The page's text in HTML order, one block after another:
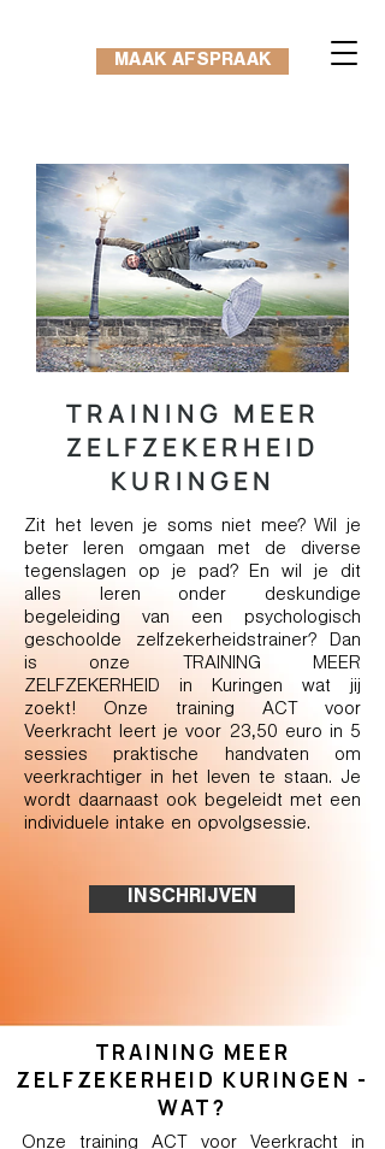
MAAK AFSPRAAK
TRAINING MEER
ZELFZEKERHEID
KURINGEN
Zit het leven je soms niet mee? Wil je
beter leren omgaan met de diverse
tegenslagen op je pad? En wil je dit
alles leren onder deskundige
begeleiding van een psychologisch
geschoolde zelfzekerheidstrainer? Dan
is onze TRAINING MEER
ZELFZEKERHEID in Kuringen wat jij
zoekt! Onze training ACT voor
Veerkracht leert je voor 23,50 euro in 5
sessies praktische handvaten om
veerkrachtiger in het leven te staan. Je
wordt daarnaast ook begeleidt met een
individuele intake en opvolgsessie.
INSCHRIJVEN
TRAINING MEER
ZELFZEKERHEID KURINGEN -
WAT?
Onze training ACT voor Veerkracht in